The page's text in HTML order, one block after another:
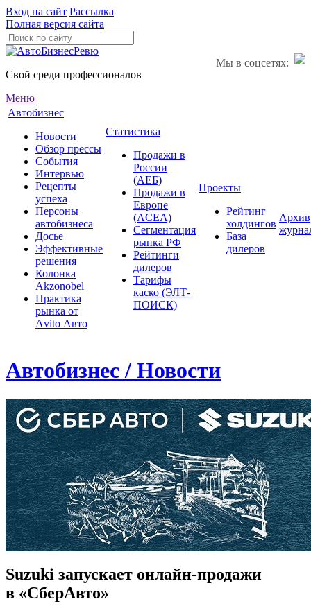
Вход на сайт Рассылка
Полная версия сайта
Мы в соцсетях:
Свой среди профессионалов
Меню
Автобизнес
Новости
Обзор прессы
События
Интервью
Рецепты
успеха
Персоны
автобизнеса
Досье
Эффективные
решения
Колонка
Akzonobel
Практика
рынка от
Аvito Авто
Статистика
Продажи в
России
(АЕБ)
Продажи в
Европе
(ACEA)
Сегментация
рынка РФ
Рейтинги
дилеров
Тарифы
каско (ЭЛТ-
ПОИСК)
Проекты
Рейтинг
холдингов
База
дилеров
Архив
Автобизнес / Новости
Suzuki запускает онлайн-продажи
в «СберАвто»